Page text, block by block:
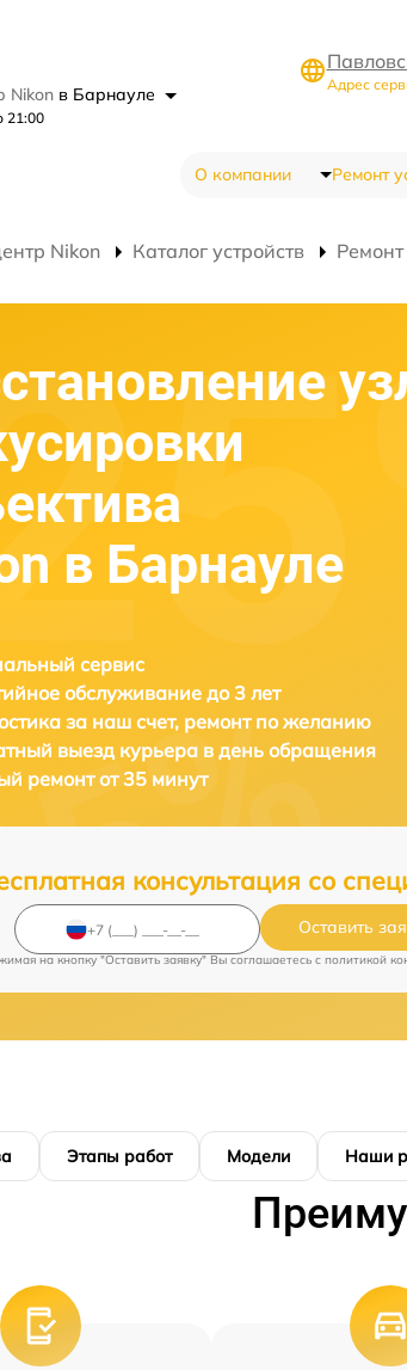
Nikon в Барнауле
21:00
Адрес
О компании Ремонт
Nikon Каталог устройств
в Барнауле
сервис
обслуживание до 3 лет
за наш счет, ремонт по желанию
выезд курьера в день обращения
ремонтот 35 минут
консультация со
Оставить
на кнопку "Оставить заявку" Вы соглашаетесь c политикой
Этапы работ Модели Наши